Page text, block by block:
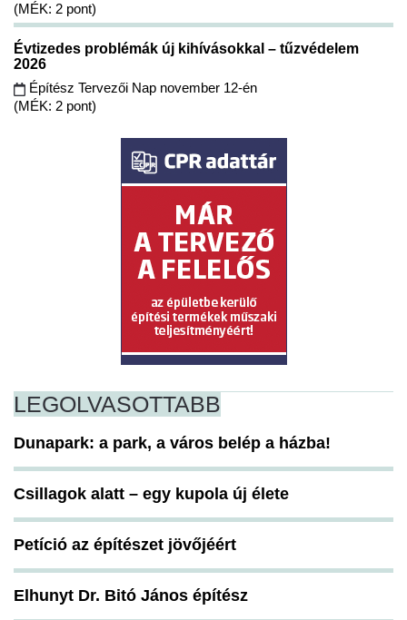
(MÉK: 2 pont)
Évtizedes problémák új kihívásokkal – tűzvédelem
2026
Építész Tervezői Nap november 12-én
(MÉK: 2 pont)
LEGOLVASOTTABB
Dunapark: a park, a város belép a házba!
Csillagok alatt – egy kupola új élete
Petíció az építészet jövőjéért
Elhunyt Dr. Bitó János építész